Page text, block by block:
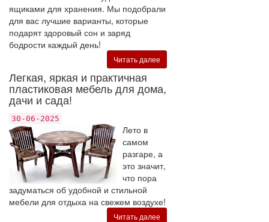
ящиками для хранения. Мы подобрали
для вас лучшие варианты, которые
подарят здоровый сон и заряд
бодрости каждый день!
Читать далее
Легкая, яркая и практичная
пластиковая мебель для дома,
дачи и сада!
30-06-2025
Лето в
самом
разгаре, а
это значит,
что пора
задуматься об удобной и стильной
мебели для отдыха на свежем воздухе!
Читать далее